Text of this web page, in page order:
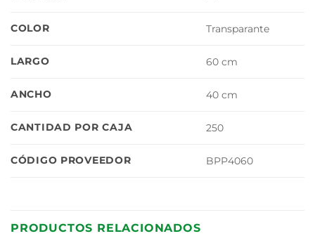
COLOR Transparante
LARGO 60 cm
ANCHO 40 cm
CANTIDAD POR CAJA 250
CÓDIGO PROVEEDOR BPP4060
PRODUCTOS RELACIONADOS